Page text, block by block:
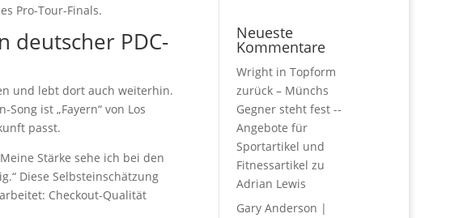
Pro-Tour-Finals.
deutscher PDC-
und lebt dort auch weiterhin.
ist „Fayern“ von Los
passt.
Stärke sehe ich bei den
Diese Selbsteinschätzung
Checkout-Qualität
Neueste
Kommentare
Wright in Topform
zurück – Münchs
Gegner steht fest --
Angebote für
Sportartikel und
Fitnessartikel zu
Adrian Lewis
Gary Anderson |